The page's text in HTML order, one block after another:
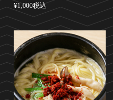
¥1,000税込